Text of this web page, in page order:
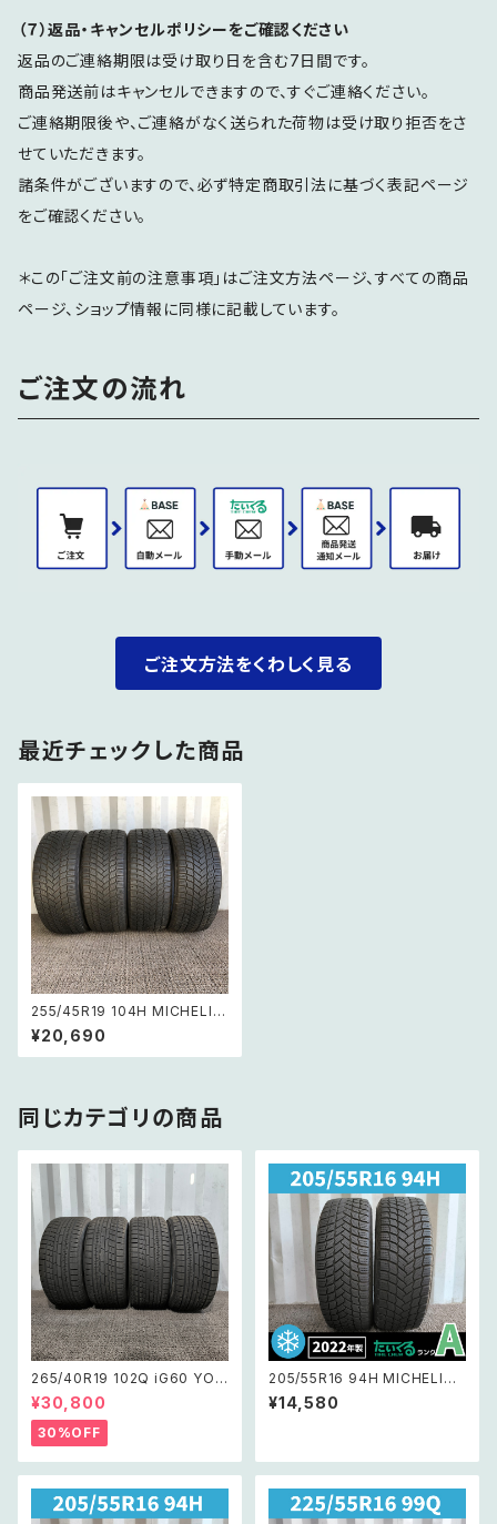
（７）返品・キャンセルポリシーをご確認ください
返品のご連絡期限は受け取り日を含む7日間です。
商品発送前はキャンセルできますので、すぐご連絡ください。
ご連絡期限後や、ご連絡がなく送られた荷物は受け取り拒否をさ
せていただきます。
諸条件がございますので、必ず特定商取引法に基づく表記ページ
をご確認ください。
＊この「ご注文前の注意事項」はご注文方法ページ、すべての商品
ページ、ショップ情報に同様に記載しています。
ご注文の流れ
ご注文方法をくわしく見る
最近チェックした商品
255/45R19 104H MICHELIN
X-ICE ミシュランエックスアイ
ス 【スタッドレス バリ溝】4本セ
ット
¥20,690
同じカテゴリの商品
265/40R19 102Q iG60 YOK
OHAMA iceGUARDiG60 ヨ
コハマアイスガードig60 4本セ
ット 【在庫処分 スタッドレス】
¥30,800
30%OFF
205/55R16 94H MICHELIN
X-ICESNOW ミシュランエック
スアイススノー 【22年製 スタッ
¥14,580